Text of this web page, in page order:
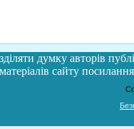
думку авторів
матеріалів сайту